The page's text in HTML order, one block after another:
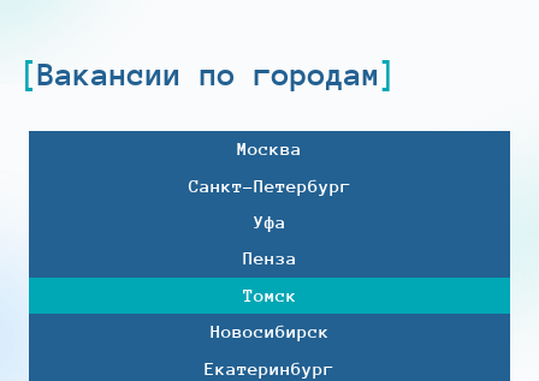
Вакансии по городам
Москва
Санкт-Петербург
Уфа
Пенза
Томск
Новосибирск
Екатеринбург